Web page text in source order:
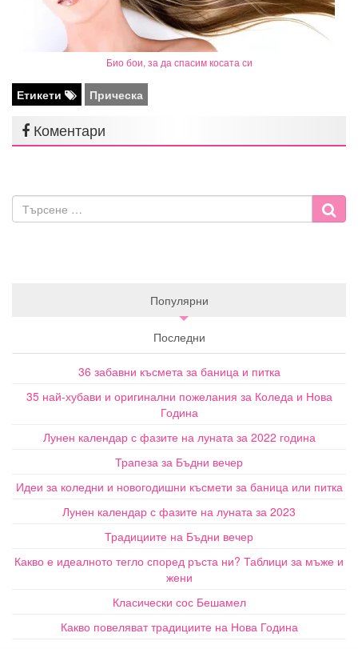
Био бои, за да спасим косата си
Етикети Прическа
Коментари
Популярни
Последни
36 забавни късмета за баница и питка
35 най-хубави и оригинални пожелания за Коледа и Нова
Година
Лунен календар с фазите на луната за 2022 година
Трапеза за Бъдни вечер
Идеи за коледни и новогодишни късмети за баница или питка
Лунен календар с фазите на луната за 2023
Традициите на Бъдни вечер
Какво е идеалното тегло според ръста ни? Таблици за мъже и
жени
Класически сос Бешамел
Какво повеляват традициите на Нова Година